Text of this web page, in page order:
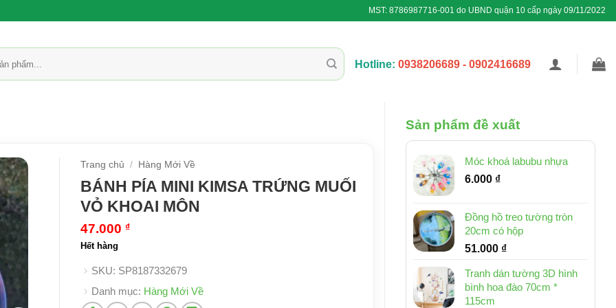
MST: 8786987716-001 do UBND quận 10 cấp ngày 09/11/2022
Hotline: 0938206689 - 0902416689
Sản phẩm đề xuất
Móc khoá labubu nhựa
6.000 ₫
Đồng hồ treo tường tròn
20cm có hộp
51.000 ₫
Tranh dán tường 3D hình
bình hoa đào 70cm *
115cm
Trang chủ / Hàng Mới Về
BÁNH PÍA MINI KIMSA TRỨNG MUỐI
VỎ KHOAI MÔN
47.000 ₫
Hết hàng
SKU: SP8187332679
Danh mục: Hàng Mới Về